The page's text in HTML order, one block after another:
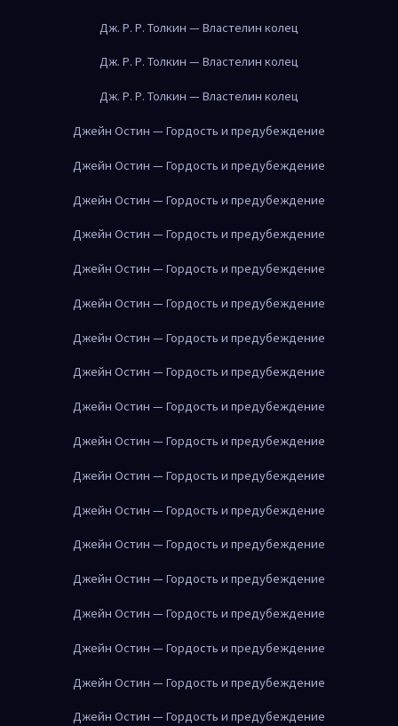
Дж. Р. Р. Толкин — Властелин колец
Дж. Р. Р. Толкин — Властелин колец
Дж. Р. Р. Толкин — Властелин колец
Джейн Остин — Гордость и предубеждение
Джейн Остин — Гордость и предубеждение
Джейн Остин — Гордость и предубеждение
Джейн Остин — Гордость и предубеждение
Джейн Остин — Гордость и предубеждение
Джейн Остин — Гордость и предубеждение
Джейн Остин — Гордость и предубеждение
Джейн Остин — Гордость и предубеждение
Джейн Остин — Гордость и предубеждение
Джейн Остин — Гордость и предубеждение
Джейн Остин — Гордость и предубеждение
Джейн Остин — Гордость и предубеждение
Джейн Остин — Гордость и предубеждение
Джейн Остин — Гордость и предубеждение
Джейн Остин — Гордость и предубеждение
Джейн Остин — Гордость и предубеждение
Джейн Остин — Гордость и предубеждение
Джейн Остин — Гордость и предубеждение